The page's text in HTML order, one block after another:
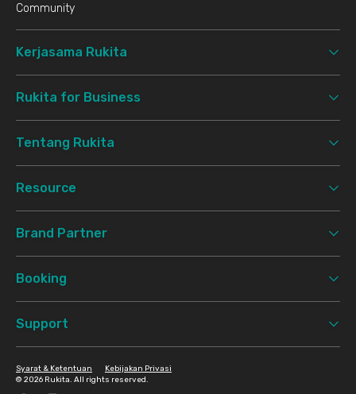
Community
Kerjasama Rukita
Rukita for Business
Tentang Rukita
Resource
Brand Partner
Booking
Support
© 2026 Rukita. All rights reserved.
Syarat & Ketentuan Kebijakan Privasi